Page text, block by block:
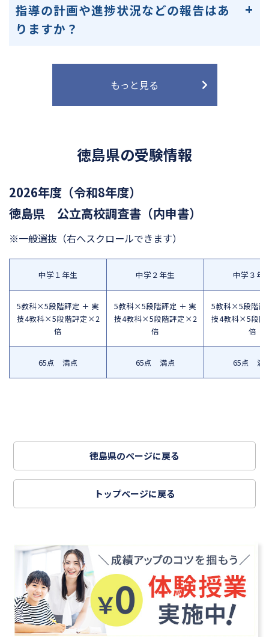
指導の計画や進捗状況などの報告はあ
りますか？
もっと見る
徳島県の受験情報
2026年度（令和8年度）
徳島県 公立高校調査書（内申書）
※一般選抜 （右へスクロールできます）
中学１年生
5教科×5段階評定 ＋ 実
技4教科×5段階評定×2
倍
65点 満点
中学２年生
5教科×5段階評定 ＋ 実
技4教科×5段階評定×2
倍
65点 満点
中学３年
5教科×5段階評
技4教科×5段
倍
65点 満
徳島県のページに戻る
トップページに戻る